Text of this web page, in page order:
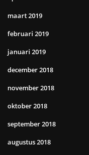
maart 2019
februari 2019
januari 2019
december 2018
november 2018
oktober 2018
september 2018
augustus 2018